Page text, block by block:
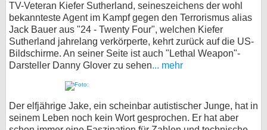
TV-Veteran Kiefer Sutherland, seineszeichens der wohl
bekannteste Agent im Kampf gegen den Terrorismus alias
Jack Bauer aus "24 - Twenty Four", welchen Kiefer
Sutherland jahrelang verkörperte, kehrt zurück auf die US-
Bildschirme. An seiner Seite ist auch "Lethal Weapon"-
Darsteller Danny Glover zu sehen... mehr
Der elfjährige Jake, ein scheinbar autistischer Junge, hat in
seinem Leben noch kein Wort gesprochen. Er hat aber